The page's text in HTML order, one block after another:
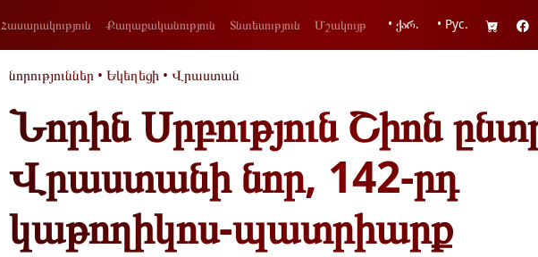
Հասարակություն Քաղաքականություն Տնտեսություն Մշակույթ • ქარ. • Рус.
նորություններ • Եկեղեցի • Վրաստան
Նորին Սրբություն Շիոն
Վրաստանի նոր, 142-րդ
կաթողիկոս-պատրիարք